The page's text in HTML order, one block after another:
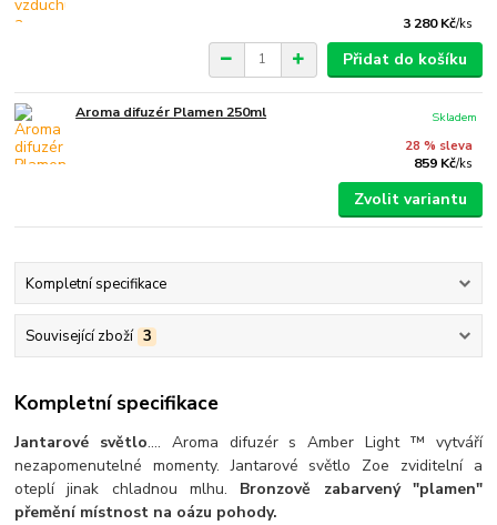
3 280 Kč/ks
Přidat do košíku
Aroma difuzér Plamen 250ml
28 % sleva
859 Kč/ks
Skladem
Zvolit variantu
Kompletní specifikace
Související zboží 3
Kompletní specifikace
Jantarové světlo.... Aroma difuzér s Amber Light ™ vytváří
nezapomenutelné momenty. Jantarové světlo Zoe zviditelní a
oteplí jinak chladnou mlhu. Bronzově zabarvený "plamen"
přemění místnost na oázu pohody.